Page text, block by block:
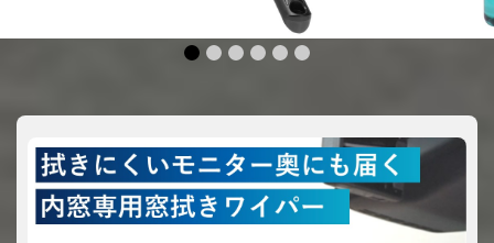
1 2 3 4 5